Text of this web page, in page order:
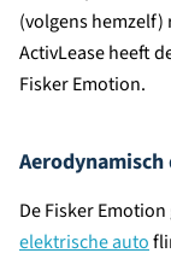
(volgens
ActivLease heeft
Fisker Emotion.
Aerodynamisch
De Fisker
elektrische auto